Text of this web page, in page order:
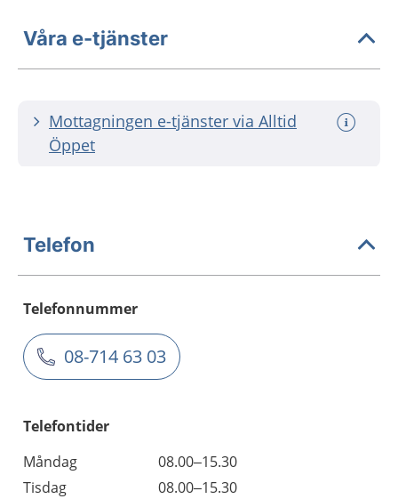
Våra e-tjänster
Mottagningen e-tjänster via Alltid
Öppet
Telefon
Telefonnummer
08-714 63 03
Telefontider
Måndag
08.00–15.30
Tisdag
08.00–15.30